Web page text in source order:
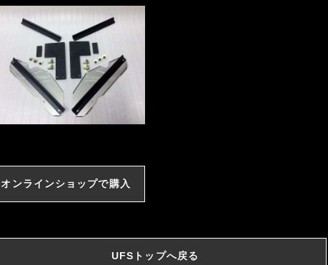
オンラインショップで購入
UFSトップへ戻る